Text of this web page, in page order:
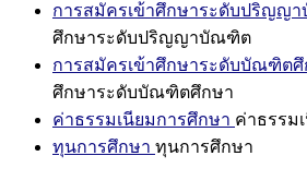
การสมัครเข้าศึกษาระดับปริญญ
ศึกษาระดับปริญญาบัณฑิต
การสมัครเข้าศึกษาระดับบัณฑิตศึ
ศึกษาระดับบัณฑิตศึกษา
ค่าธรรมเนียมการศึกษา ค่าธรรม
ทุนการศึกษา ทุนการศึกษา